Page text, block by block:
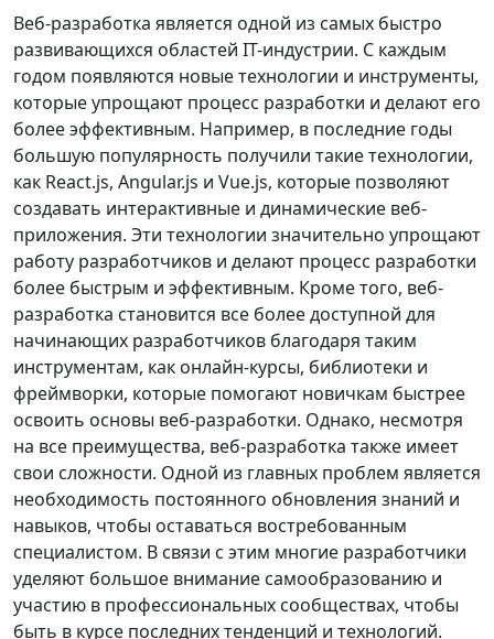
Веб-разработка является одной из самых быстро
развивающихся областей IT-индустрии. С каждым
годом появляются новые технологии и инструменты,
которые упрощают процесс разработки и делают его
более эффективным. Например, в последние годы
большую популярность получили такие технологии,
как React.js, Angular.js и Vue.js, которые позволяют
создавать интерактивные и динамические веб-
приложения. Эти технологии значительно упрощают
работу разработчиков и делают процесс разработки
более быстрым и эффективным. Кроме того, веб-
разработка становится все более доступной для
начинающих разработчиков благодаря таким
инструментам, как онлайн-курсы, библиотеки и
фреймворки, которые помогают новичкам быстрее
освоить основы веб-разработки. Однако, несмотря
на все преимущества, веб-разработка также имеет
свои сложности. Одной из главных проблем является
необходимость постоянного обновления знаний и
навыков, чтобы оставаться востребованным
специалистом. В связи с этим многие разработчики
уделяют большое внимание самообразованию и
участию в профессиональных сообществах, чтобы
быть в курсе последних тенденций и технологий.